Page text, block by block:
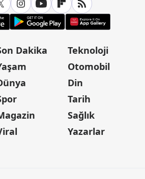
Dakika
Teknoloji
Otomobil
Din
Tarih
Sağlık
Yazarlar